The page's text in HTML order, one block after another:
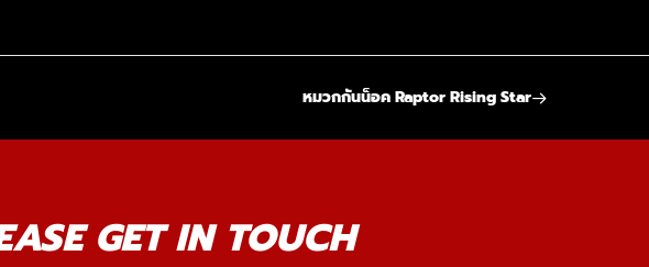
หมวกกันน็อค Raptor Rising Star
GET IN TOUCH